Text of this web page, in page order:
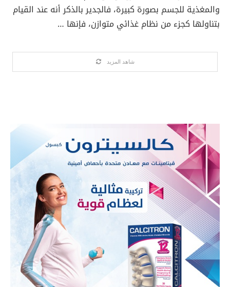
والمغذية للجسم بصورة كبيرة، فالجدير بالذكر أنه عند القيام
بتناولها كجزء من نظام غذائي متوازن، فإنها …
شاهد المزيد